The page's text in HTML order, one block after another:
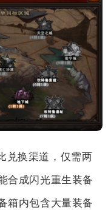
兑换渠道，仅需两
合成闪光重生装备
箱内包含大量装备